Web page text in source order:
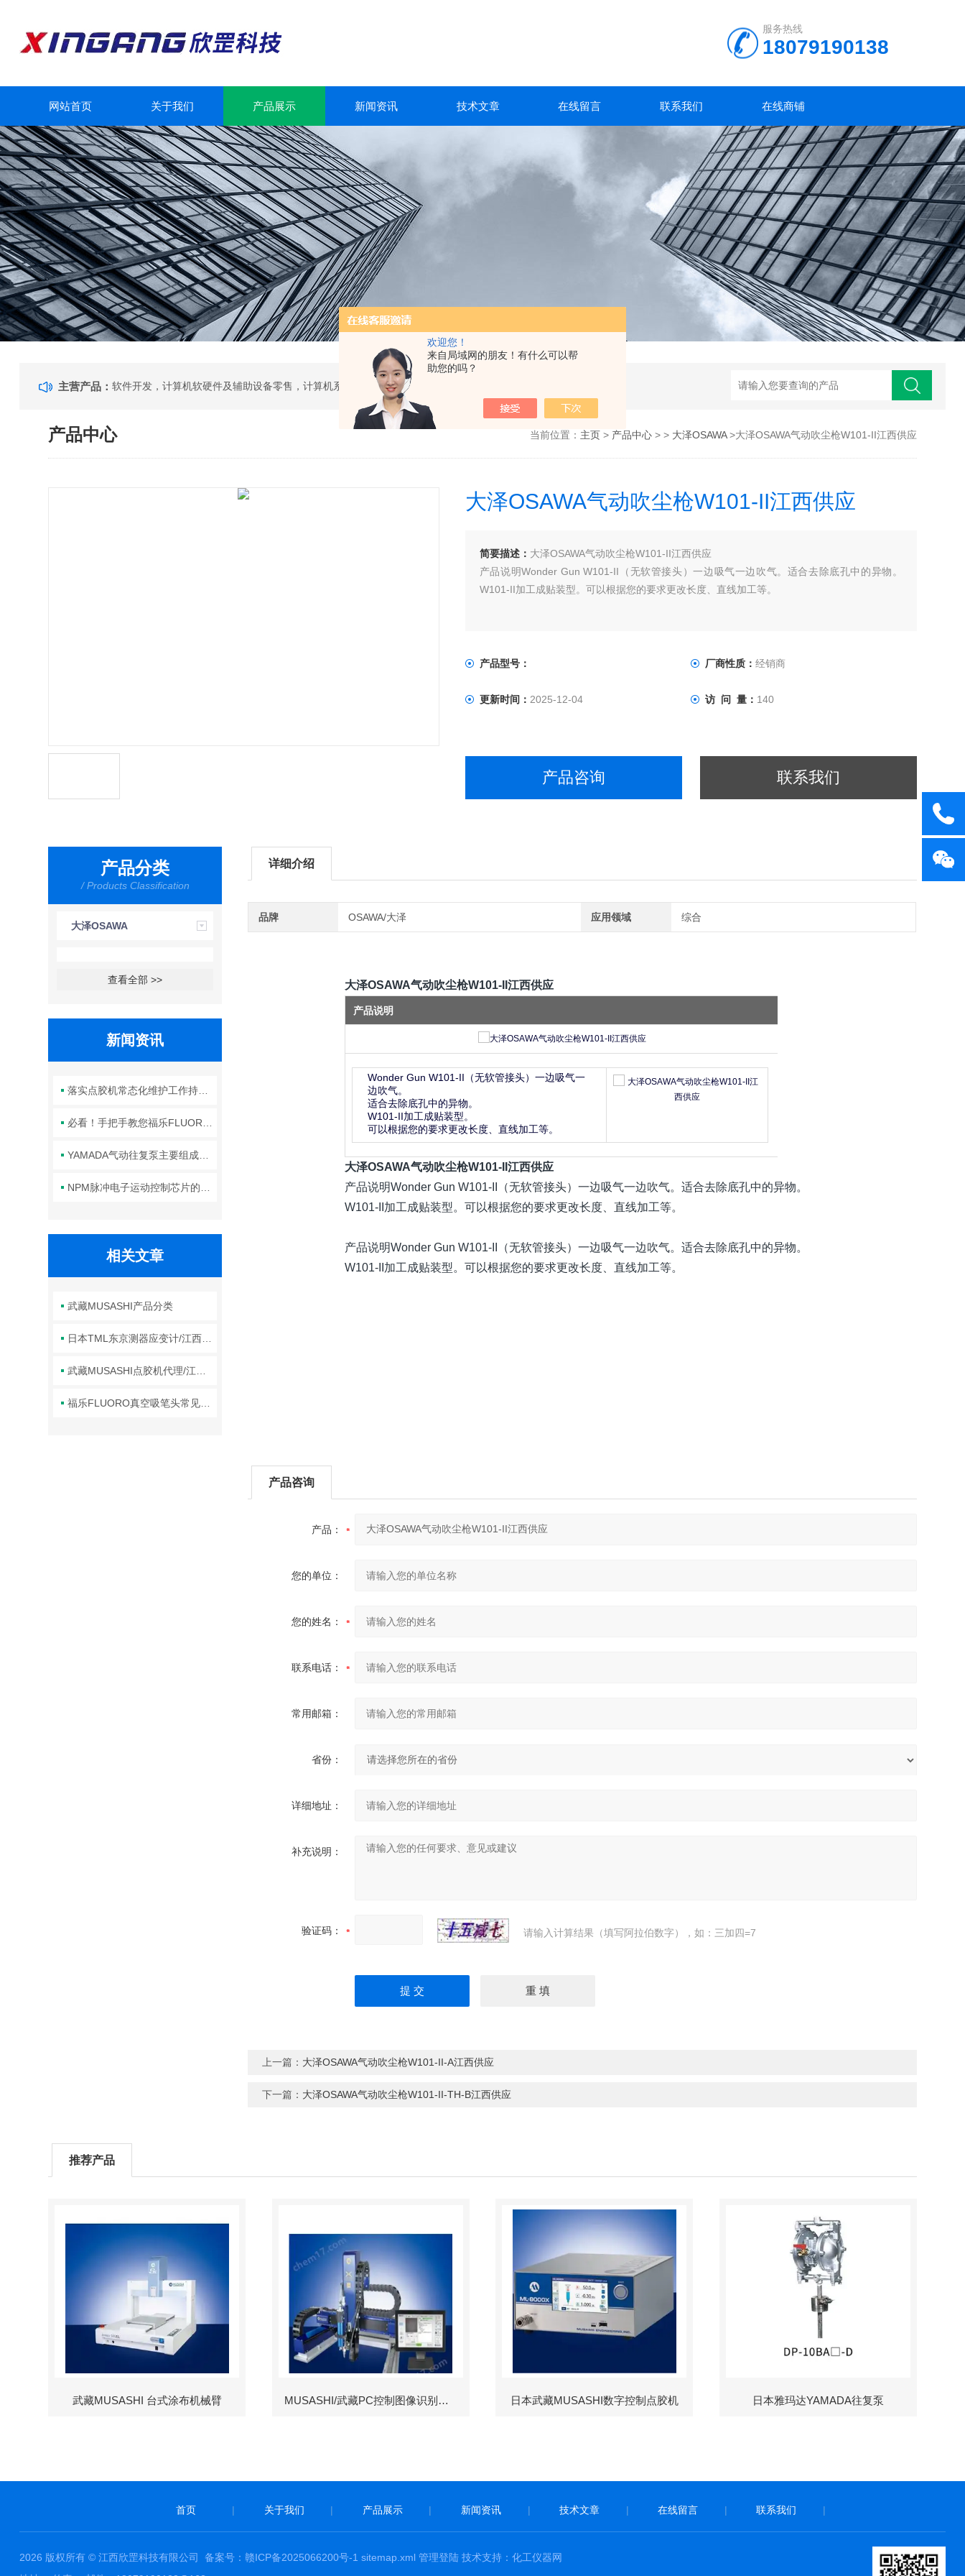
欢迎您！
来自局域网的朋友！有什么可以帮
助您的吗？
服务热线
18079190138
网站首页 关于我们 产品展示 新闻资讯 技术文章 在线留言 联系我们 在线商铺
主营产品：
产品中心 当前位置： 主页> 产品中心> > 大泽OSAWA>大泽OSAWA气动吹尘枪W101-II江西供应
大泽OSAWA气动吹尘枪W101-II江西供应
简要描述： 大泽OSAWA气动吹尘枪W101-II江西供应
产品说明Wonder Gun W101-II（无软管接头）一边吸气一边吹气。适合去除底孔中的异物。
W101-II加工成贴装型。可以根据您的要求更改长度、直线加工等。
产品型号： 厂商性质：经销商
更新时间： 2025-12-04 访 问 量： 140
产品咨询 联系我们
产品分类
/ Products Classification
大泽OSAWA
查看全部 >>
新闻资讯
相关文章
武藏MUSASHI产品分类
详细介绍
品牌 OSAWA/大泽 应用领域 综合
大泽OSAWA气动吹尘枪W101-II江西供应
产品说明
Wonder Gun W101-II（无软管接头）一边吸气一
边吹气。
适合去除底孔中的异物。
W101-II加工成贴装型。
可以根据您的要求更改长度、直线加工等。
大泽OSAWA气动吹尘枪W101-II江西供应
产品说明Wonder Gun W101-II（无软管接头）一边吸气一边吹气。适合去除底孔中的异物。
W101-II加工成贴装型。可以根据您的要求更改长度、直线加工等。
产品说明Wonder Gun W101-II（无软管接头）一边吸气一边吹气。适合去除底孔中的异物。
W101-II加工成贴装型。可以根据您的要求更改长度、直线加工等。
产品咨询
产品：
您的单位：
您的姓名：
联系电话：
常用邮箱：
省份：
详细地址：
补充说明：
验证码： 请输入计算结果（填写阿拉伯数字），如：三加四=7
上一篇： 大泽OSAWA气动吹尘枪W101-II-A江西供应
下一篇： 大泽OSAWA气动吹尘枪W101-II-TH-B江西供应
推荐产品
武藏MUSASHI 台式涂布机械臂 MUSASHI/武藏PC控制图像识别机械臂 日本武藏MUSASHI数字控制点胶机 日本雅玛达YAMADA往复泵
首页 | 关于我们 | 产品展示 | 新闻资讯 | 技术文章 | 在线留言 | 联系我们 |
2026 版权所有 © 江西欣罡科技有限公司 备案号：赣ICP备2025066200号-1 sitemap.xml 管理登陆 技术支持： 化工仪器网